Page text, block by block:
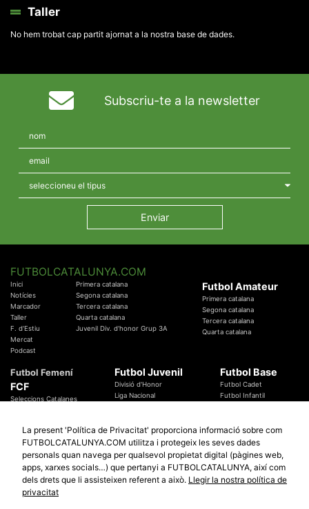
Taller
No hem trobat cap partit ajornat a la nostra base de dades.
Subscriu-te a la newsletter
FUTBOLCATALUNYA.COM
Inici
Notícies
Marcador
Taller
F. d'Estiu
Mercat
Podcast
Primera catalana
Segona catalana
Tercera catalana
Quarta catalana
Juvenil Div. d'honor Grup 3A
Futbol Amateur
Primera catalana
Segona catalana
Tercera catalana
Quarta catalana
Futbol Femení
FCF
Seleccions Catalanes
Temes Federatius
Futbol Juvenil
Divisió d'Honor
Liga Nacional
Futbol Base
Futbol Cadet
Futbol Infantil
Futbol Catalunya
Promocions
Sortejos
Participació
Especials
Copa Catalunya Absoluta 2019
Copa del Rei 2019 - 2020
La present 'Política de Privacitat' proporciona informació sobre com
FUTBOLCATALUNYA.COM utilitza i protegeix les seves dades
personals quan navega per qualsevol propietat digital (pàgines web,
apps, xarxes socials…) que pertanyi a FUTBOLCATALUNYA, així com
dels drets que li assisteixen referent a això. Llegir la nostra política de
privacitat